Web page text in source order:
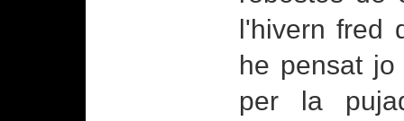
l'hivern fred
he pensat
per la